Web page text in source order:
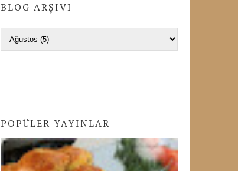
BLOG ARŞIVI
POPÜLER YAYINLAR